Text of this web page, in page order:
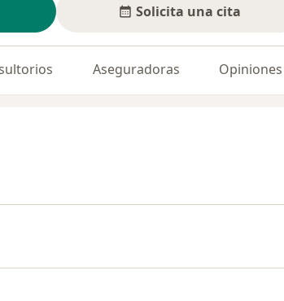
Solicita una cita
Aseguradoras Opiniones